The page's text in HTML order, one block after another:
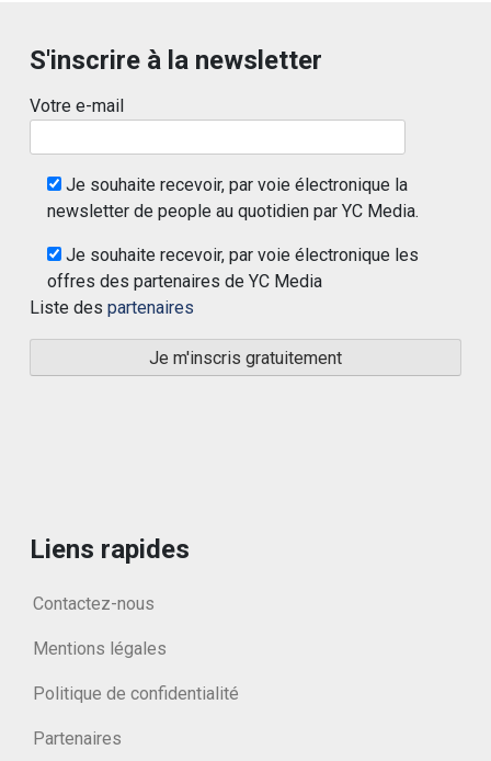
S'inscrire à la newsletter
Votre e-mail
Je souhaite recevoir, par voie électronique la
newsletter de people au quotidien par YC Media.
Je souhaite recevoir, par voie électronique les
offres des partenaires de YC Media
Liste des partenaires
Liens rapides
Contactez-nous
Mentions légales
Politique de confidentialité
Partenaires